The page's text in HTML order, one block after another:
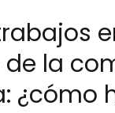
la
¿cómo